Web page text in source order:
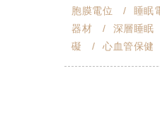
胞膜電位
睡眠
器材
深層睡眠
礙
心血管保健